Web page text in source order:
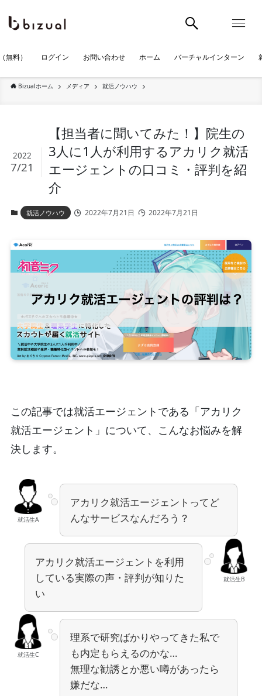
無料） ログイン お問い合わせ ホーム バーチャルインターン
Bizualホーム メディア 就活ノウハウ
【担当者に聞いてみた！】院生の
3人に1人が利用するアカリク就活
エージェントの口コミ・評判を紹
介
2022
7/21
就活ノウハウ 2022年7月21日 2022年7月21日
この記事では就活エージェントである「アカリク
就活エージェント」について、こんなお悩みを解
決します。
就活生A
アカリク就活エージェントってど
んなサービスなんだろう？
就活生B
アカリク就活エージェントを利用
している実際の声・評判が知りた
い
就活生C
理系で研究ばかりやってきた私で
も内定もらえるのかな…
無理な勧誘とか悪い噂があったら
嫌だな…